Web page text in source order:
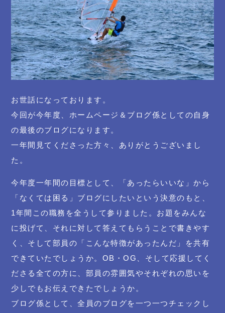
お世話になっております。
今回が今年度、ホームページ＆ブログ係としての自身
の最後のブログになります。
一年間見てくださった方々、ありがとうございまし
た。
今年度一年間の目標として、「あったらいいな」から
「なくては困る」ブログにしたいという決意のもと、
1年間この職務を全うして参りました。お題をみんな
に投げて、それに対して答えてもらうことで書きやす
く、そして部員の「こんな特徴があったんだ」を共有
できていたでしょうか。OB・OG、そして応援してく
ださる全ての方に、部員の雰囲気やそれぞれの思いを
少しでもお伝えできたでしょうか。
ブログ係として、全員のブログを一つ一つチェックし